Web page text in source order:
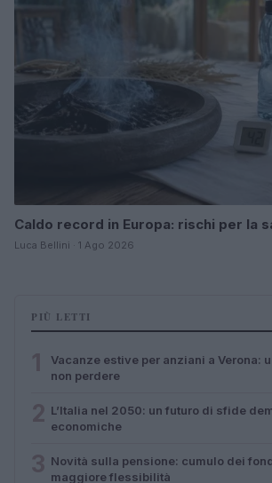
Caldo record in Europa: rischi per la
Luca Bellini · 1 Ago 2026
PIÙ LETTI
Vacanze estive per anziani a Verona:
non perdere
L’Italia nel 2050: un futuro di sfide
economiche
Novità sulla pensione: cumulo dei
maggiore flessibilità